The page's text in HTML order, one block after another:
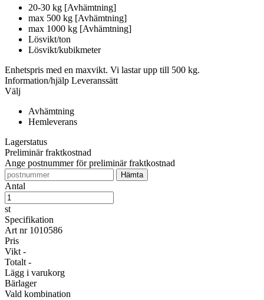
20-30 kg [Avhämtning]
max 500 kg [Avhämtning]
max 1000 kg [Avhämtning]
Lösvikt/ton
Lösvikt/kubikmeter
Enhetspris med en maxvikt. Vi lastar upp till 500 kg.
Information/hjälp Leveranssätt
Välj
Avhämtning
Hemleverans
Lagerstatus
Preliminär fraktkostnad
Ange postnummer för preliminär fraktkostnad
Antal
st
Specifikation
Art nr 1010586
Pris
Vikt -
Totalt -
Lägg i varukorg
Bärlager
Vald kombination